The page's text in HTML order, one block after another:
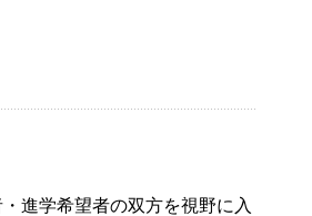
進学希望者の双方を視野に入